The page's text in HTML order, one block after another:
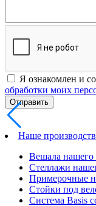
Я ознакомлен и
обработки моих
Наше
Вешала нашего
Стеллажи
Примерочные
Стойки под
Система Basis